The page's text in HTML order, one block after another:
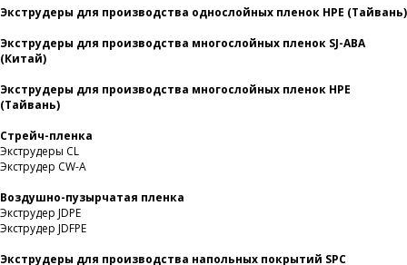
Экструдеры для производства однослойных пленок HPE (Тайвань)
Экструдеры для производства многослойных пленок SJ-ABA
(Китай)
Экструдеры для производства многослойных пленок HPE
(Тайвань)
Стрейч-пленка
Экструдеры CL
Экструдер CW-A
Воздушно-пузырчатая пленка
Экструдер JDPE
Экструдер JDFPE
Экструдеры для производства напольных покрытий SPC